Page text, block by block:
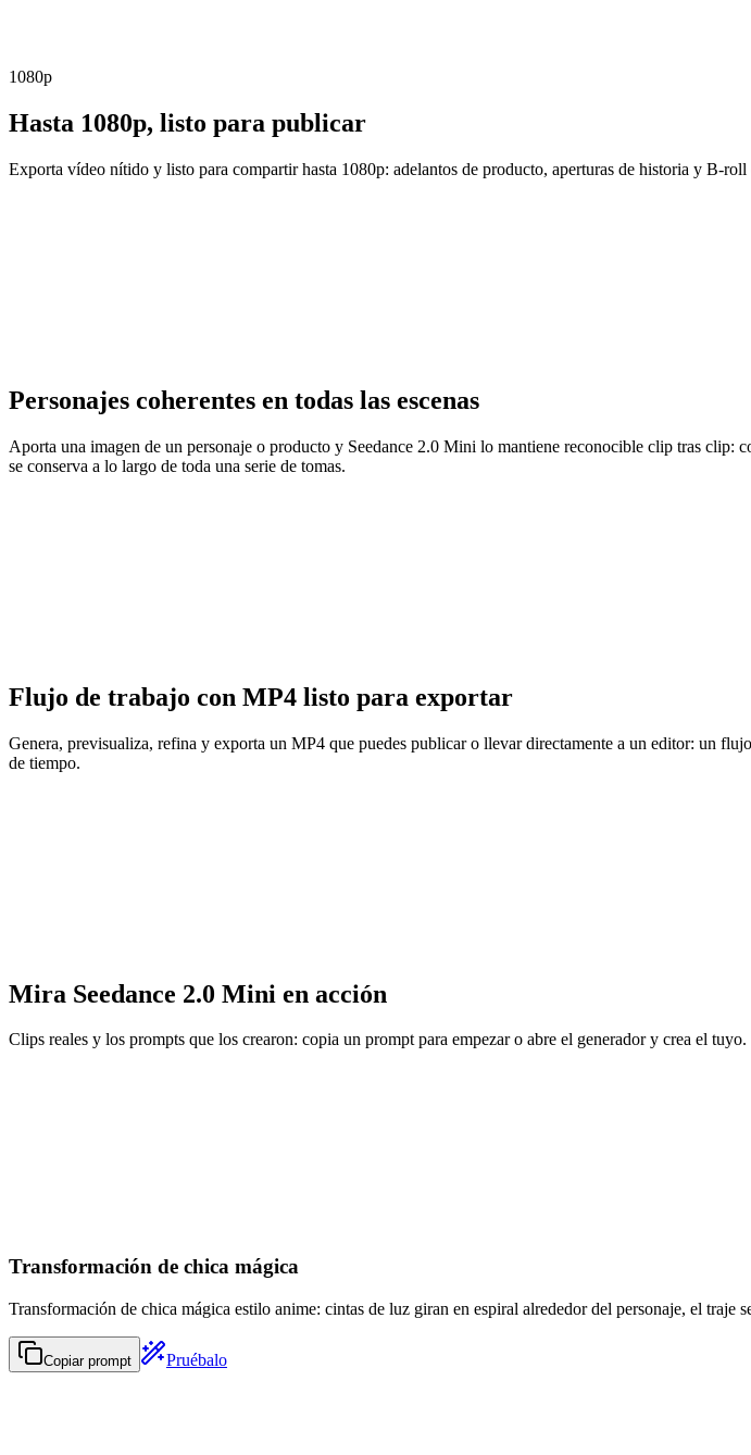
1080p
Hasta 1080p, listo para publicar
Exporta vídeo nítido y listo para compartir hasta 1080p: adelantos de producto, aperturas de historia y B-
Personajes coherentes en todas las escenas
Aporta una imagen de un personaje o producto y Seedance 2.0 Mini lo mantiene reconocible clip tras clip:
se conserva a lo largo de toda una serie de tomas.
Flujo de trabajo con MP4 listo para exportar
Genera, previsualiza, refina y exporta un MP4 que puedes publicar o llevar directamente a un editor: un
de tiempo.
Mira Seedance 2.0 Mini en acción
Clips reales y los prompts que los crearon: copia un prompt para empezar o abre el generador y crea el tuyo.
Transformación de chica mágica
Transformación de chica mágica estilo anime: cintas de luz giran en espiral alrededor del personaje, el
Copiar prompt Pruébalo